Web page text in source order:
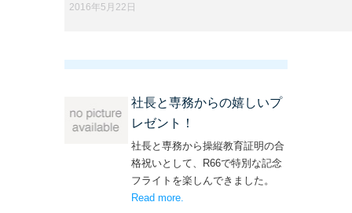
2016年5月22日
社長と専務からの嬉しいプ
レゼント！
社長と専務から操縦教育証明の合
格祝いとして、R66で特別な記念
フライトを楽しんできました。
Read more– ‘社長と専務からの嬉しいプレゼン
.